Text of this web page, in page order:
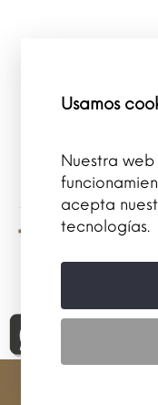
T
Usamos
Nuestra
acepta
tecnologías.